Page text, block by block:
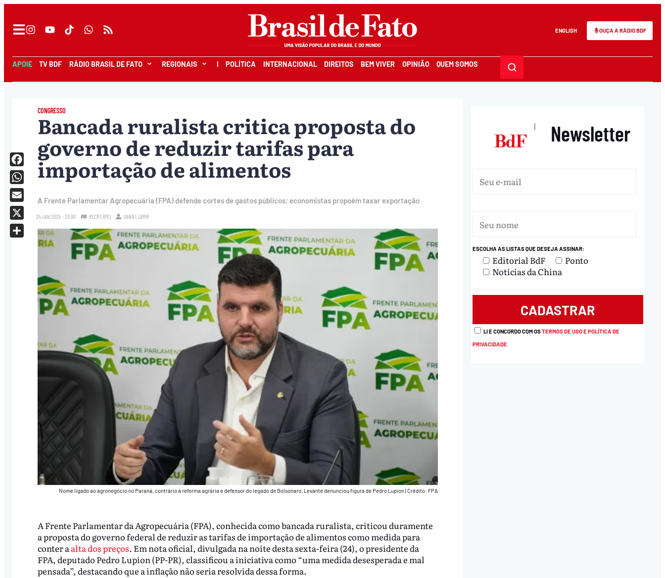
ENGLISH OUÇA A RÁDIO BDF
APOIE TV BDF RÁDIO BRASIL DE FATO REGIONAIS I POLÍTICA INTERNACIONAL DIREITOS BEM VIVER OPINIÃO QUEM SOMOS
CONGRESSO
Bancada ruralista critica proposta do
governo de reduzir tarifas para
importação de alimentos
A Frente Parlamentar Agropecuária (FPA) defende cortes de gastos públicos; economistas propoêm taxar exportação
25.JAN.2025 - 20:00 RECIFE (PE) DANIEL LAMIR
Nome ligado ao agronegócio no Paraná, contrário à reforma agrária e defensor do legado de Bolsonaro, Levante denunciou figura de Pedro Lupion|Crédito: FPA
A Frente Parlamentar da Agropecuária (FPA), conhecida como bancada ruralista, criticou duramente
a proposta do governo federal de reduzir as tarifas de importação de alimentos como medida para
conter aalta dos preços. Em nota oficial, divulgada na noite desta sexta-feira (24), o presidente da
FPA, deputado Pedro Lupion (PP-PR), classificou a iniciativa como “uma medida desesperada e mal
pensada”, destacando que a inflação não seria resolvida dessa forma.
Facebook
WhatsApp
Email
X
| Newsletter
ESCOLHA AS LISTAS QUE DESEJA ASSINAR:
Editorial BdF
Ponto
Notícias da China
LI E CONCORDO COM OSTERMOS DE USO E POLÍTICA DE
PRIVACIDADE